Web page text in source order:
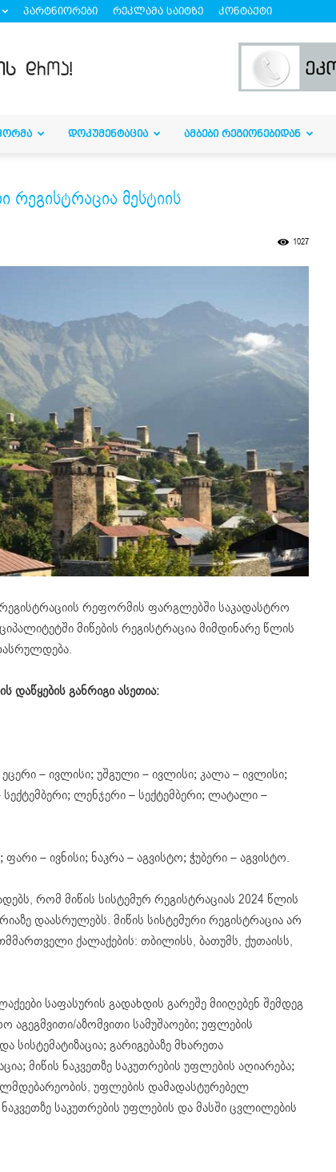
პარტნიორები რეკლამა საიტზე კონტაქტი
ᲓᲝᲙᲣᲛᲔᲜᲢᲐᲪᲘᲐ ᲐᲛᲑᲔᲑᲘ ᲠᲔᲒᲘᲝᲜᲔᲑᲘᲓᲐᲜ
რეგისტრაცია მესტიის
1027
რეფორმის ფარგლებში საკადასტრო
მიწების რეგისტრაცია მიმდინარე წლის
დაწყების განრიგი ასეთია:
ეცერი – ივლისი; უშგული – ივლისი; კალა – ივლისი;
ლენჯერი – სექტემბერი; ლატალი –
ფარი – ივნისი; ნაკრა – აგვისტო; ჭუბერი – აგვისტო.
რომ მიწის სისტემურ რეგისტრაციას 2024 წლის
დაასრულებს. მიწის სისტემური რეგისტრაცია არ
ქალაქების: თბილისს, ბათუმს, ქუთაისს,
საფასურის გადახდის გარეშე მიიღებენ შემდეგ
აგეგმვითი/აზომვითი სამუშაოები; უფლების
სისტემატიზაცია; გარიგებაზე მხარეთა
მიწის ნაკვეთზე საკუთრების უფლების აღიარება;
უფლების დამადასტურებელ
საკუთრების უფლების და მასში ცვლილების